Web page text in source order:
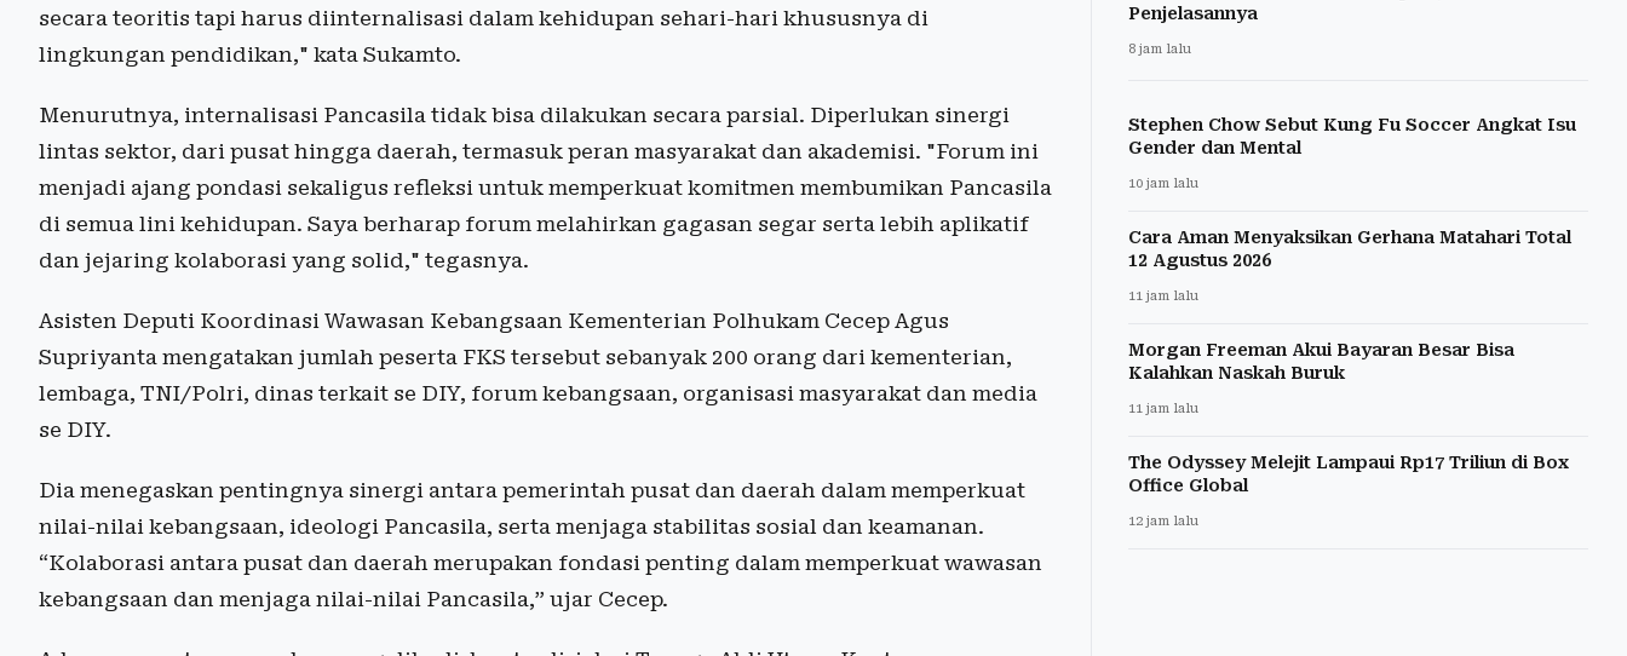
secara teoritis tapi harus diinternalisasi dalam kehidupan sehari-hari khususnya di
lingkungan pendidikan," kata Sukamto.
Menurutnya, internalisasi Pancasila tidak bisa dilakukan secara parsial. Diperlukan sinergi
lintas sektor, dari pusat hingga daerah, termasuk peran masyarakat dan akademisi. "Forum ini
menjadi ajang pondasi sekaligus refleksi untuk memperkuat komitmen membumikan Pancasila
di semua lini kehidupan. Saya berharap forum melahirkan gagasan segar serta lebih aplikatif
dan jejaring kolaborasi yang solid," tegasnya.
Asisten Deputi Koordinasi Wawasan Kebangsaan Kementerian Polhukam Cecep Agus
Supriyanta mengatakan jumlah peserta FKS tersebut sebanyak 200 orang dari kementerian,
lembaga, TNI/Polri, dinas terkait se DIY, forum kebangsaan, organisasi masyarakat dan media
se DIY.
Dia menegaskan pentingnya sinergi antara pemerintah pusat dan daerah dalam memperkuat
nilai-nilai kebangsaan, ideologi Pancasila, serta menjaga stabilitas sosial dan keamanan.
“Kolaborasi antara pusat dan daerah merupakan fondasi penting dalam memperkuat wawasan
kebangsaan dan menjaga nilai-nilai Pancasila,” ujar Cecep.
Penjelasannya
8 jam lalu
Stephen Chow Sebut Kung Fu Soccer Angkat Isu
Gender dan Mental
10 jam lalu
Cara Aman Menyaksikan Gerhana Matahari Total
12 Agustus 2026
11 jam lalu
Morgan Freeman Akui Bayaran Besar Bisa
Kalahkan Naskah Buruk
11 jam lalu
The Odyssey Melejit Lampaui Rp17 Triliun di Box
Office Global
12 jam lalu